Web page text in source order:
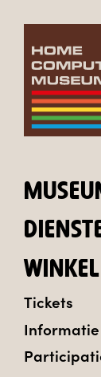
WINKEL
Tickets
Informatie